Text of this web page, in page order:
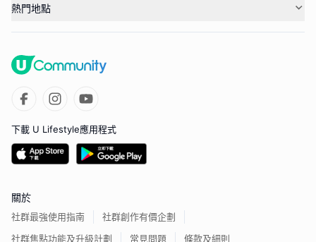
熱門地點
下載 U Lifestyle應用程式
關於
社群最強使用指南
社群創作有價企劃
社群焦點功能及升級計劃
常見問題 條款及細則